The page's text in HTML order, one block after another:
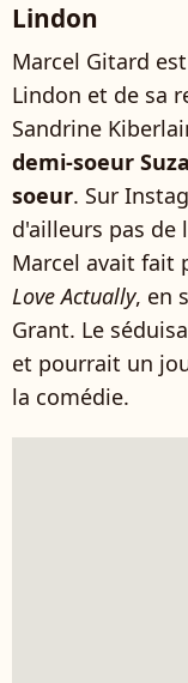
Lindon
Marcel Gitard
Lindon et de sa
Sandrine
demi-soeur
soeur. Sur
d'ailleurs pas de
Marcel avait fait
Love Actually, en
Grant. Le
et pourrait un
la comédie.